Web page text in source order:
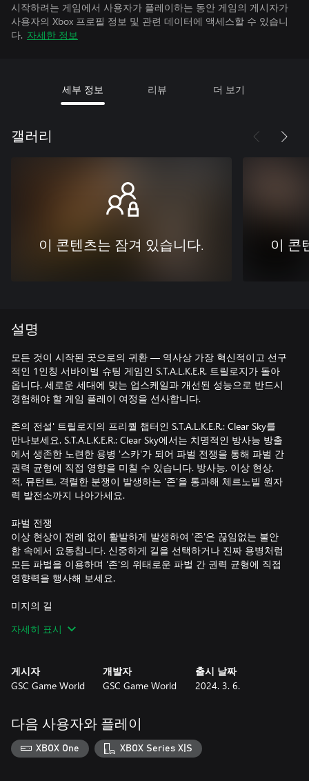
시작하려는 게임에서 사용자가 플레이하는 동안 게임의 게시자가
사용자의 Xbox 프로필 정보 및 관련 데이터에 액세스할 수 있습니
다. 자세한 정보
세부 정보 리뷰 더 보기
갤러리
이 콘텐츠는 잠겨 있습니다. 이 콘
설명
모든 것이 시작된 곳으로의 귀환 — 역사상 가장 혁신적이고 선구
적인 1인칭 서바이벌 슈팅 게임인 S.T.A.L.K.E.R. 트릴로지가 돌아
옵니다. 세로운 세대에 맞는 업스케일과 개선된 성능으로 반드시
경험해야 할 게임 플레이 여정을 선사합니다.
존의 전설' 트릴로지의 프리퀄 챕터인 S.T.A.L.K.E.R.: Clear Sky를
만나보세요. S.T.A.L.K.E.R.: Clear Sky에서는 치명적인 방사능 방출
에서 생존한 노련한 용병 '스카'가 되어 파벌 전쟁을 통해 파벌 간
권력 균형에 직접 영향을 미칠 수 있습니다. 방사능, 이상 현상,
적, 뮤턴트, 격렬한 분쟁이 발생하는 '존'을 통과해 체르노빌 원자
력 발전소까지 나아가세요.
파벌 전쟁
이상 현상이 전례 없이 활발하게 발생하여 '존'은 끊임없는 불안
함 속에서 요동칩니다. 신중하게 길을 선택하거나 진짜 용병처럼
모든 파벌을 이용하며 '존'의 위태로운 파벌 간 권력 균형에 직접
영향력을 행사해 보세요.
미지의 길
미지의 영역으로 모험을 떠나 보세요. 새로운 무기 및 향상된 장
과거의 미스터리를 밝혀내라
파헤치고, 미래 사건의 무대가 되는 사건을 직접 목도하세요. 과
거의 모습을 그대로 보존한 전설적인 장소들을 탐험하고 상징적
인 캐릭터와 만나세요.
자세히 표시
게시자
GSC Game World
개발자
GSC Game World
출시 날짜
2024. 3. 6.
다음 사용자와 플레이
XBOX One XBOX Series X|S